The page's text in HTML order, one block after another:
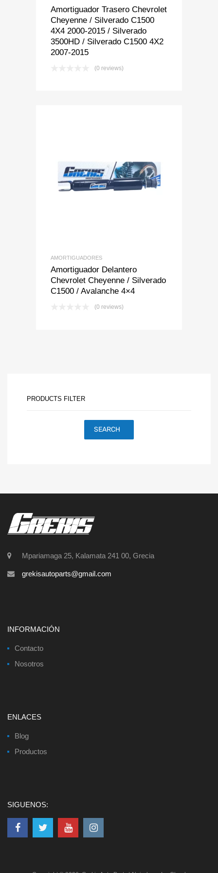
Amortiguador Trasero Chevrolet
Cheyenne / Silverado C1500
4X4 2000-2015 / Silverado
3500HD / Silverado C1500 4X2
2007-2015
(0 reviews)
Add to Wishlist
Add to Compare
AMORTIGUADORES
Amortiguador Delantero
Chevrolet Cheyenne / Silverado
C1500 / Avalanche 4×4
(0 reviews)
PRODUCTS FILTER
SEARCH
Mpariamaga 25, Kalamata 241 00, Grecia
grekisautoparts@gmail.com
INFORMACIÓN
Contacto
Nosotros
ENLACES
Blog
Productos
SIGUENOS: